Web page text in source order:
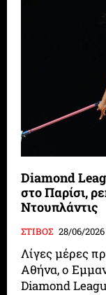
Diamond
στο Παρίσι,
Ντουπλάντις
ΣΤΙΒΟΣ 28/06/2026
Λίγες μέρες
Αθήνα, ο
Diamond